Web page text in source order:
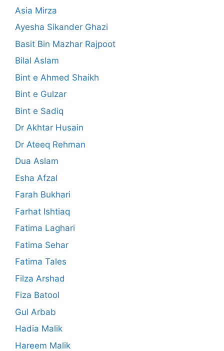
Asia Mirza
Ayesha Sikander Ghazi
Basit Bin Mazhar Rajpoot
Bilal Aslam
Bint e Ahmed Shaikh
Bint e Gulzar
Bint e Sadiq
Dr Akhtar Husain
Dr Ateeq Rehman
Dua Aslam
Esha Afzal
Farah Bukhari
Farhat Ishtiaq
Fatima Laghari
Fatima Sehar
Fatima Tales
Filza Arshad
Fiza Batool
Gul Arbab
Hadia Malik
Hareem Malik